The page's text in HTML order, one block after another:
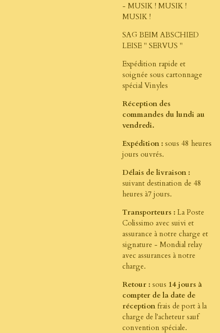
- MUSIK ! MUSIK !
MUSIK !
SAG BEIM ABSCHIED
LEISE " SERVUS "
Expédition rapide et
soignée sous cartonnage
spécial Vinyles
Réception des
commandes du lundi au
vendredi.
Expédition : sous 48 heures
jours ouvrés.
Délais de livraison :
suivant destination de 48
heures à7 jours.
Transporteurs : La Poste
Colissimo avec suivi et
assurance à notre charge et
signature - Mondial relay
avec assurances à notre
charge.
Retour : sous 14 jours à
compter de la date de
réception frais de port à la
charge de l'acheteur sauf
convention spéciale.